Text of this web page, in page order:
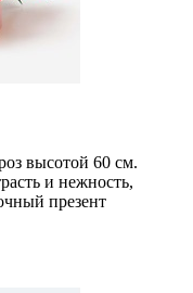
высотой 60 см.
и нежность,
презент